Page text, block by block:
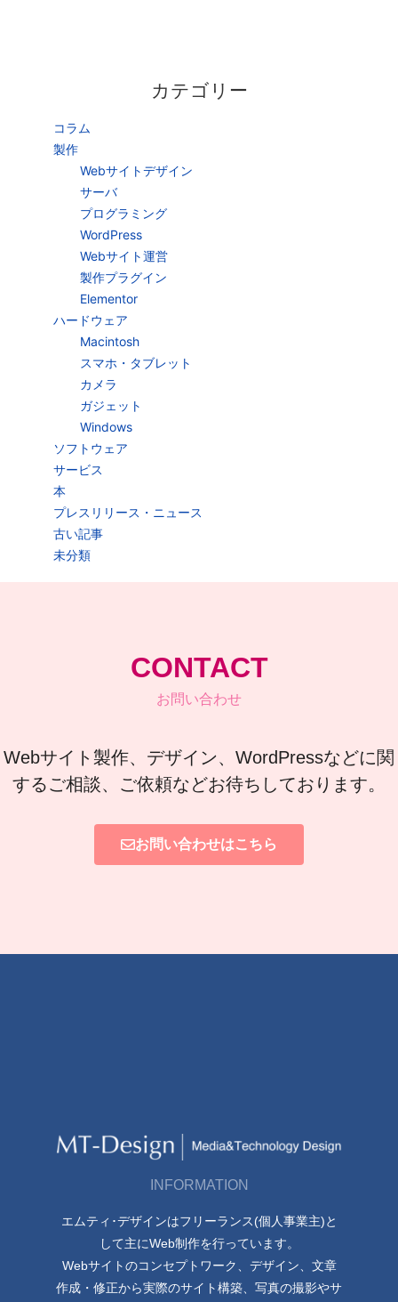
カテゴリー
コラム
製作
Webサイトデザイン
サーバ
プログラミング
WordPress
Webサイト運営
製作プラグイン
Elementor
ハードウェア
Macintosh
スマホ・タブレット
カメラ
ガジェット
Windows
ソフトウェア
サービス
本
プレスリリース・ニュース
古い記事
未分類
CONTACT
お問い合わせ
Webサイト製作、デザイン、WordPressなどに関
するご相談、ご依頼などお待ちしております。
お問い合わせはこちら
INFORMATION
エムティ･デザインはフリーランス(個人事業主)と
して主にWeb制作を行っています。
Webサイトのコンセプトワーク、デザイン、文章
作成・修正から実際のサイト構築、写真の撮影やサ